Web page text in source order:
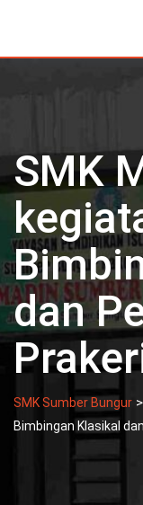
content
SMK
dan
SMK Sumber Bungur >
Bimbingan Klasikal